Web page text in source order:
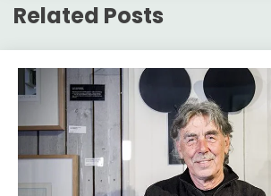
Related Posts